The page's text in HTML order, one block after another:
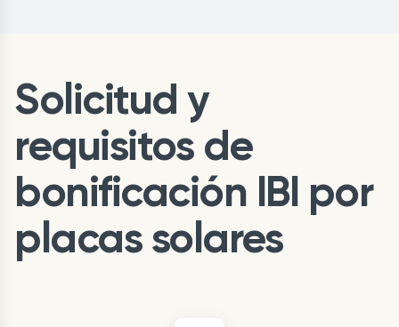
Solicitud y
requisitos de
bonificación IBI por
placas solares